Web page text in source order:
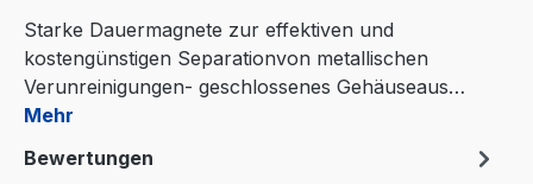
Starke Dauermagnete zur effektiven und
kostengünstigen Separationvon metallischen
Verunreinigungen- geschlossenes Gehäuseaus…
Mehr
Bewertungen